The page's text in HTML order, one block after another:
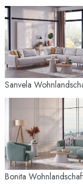
Sanvela
Bonita